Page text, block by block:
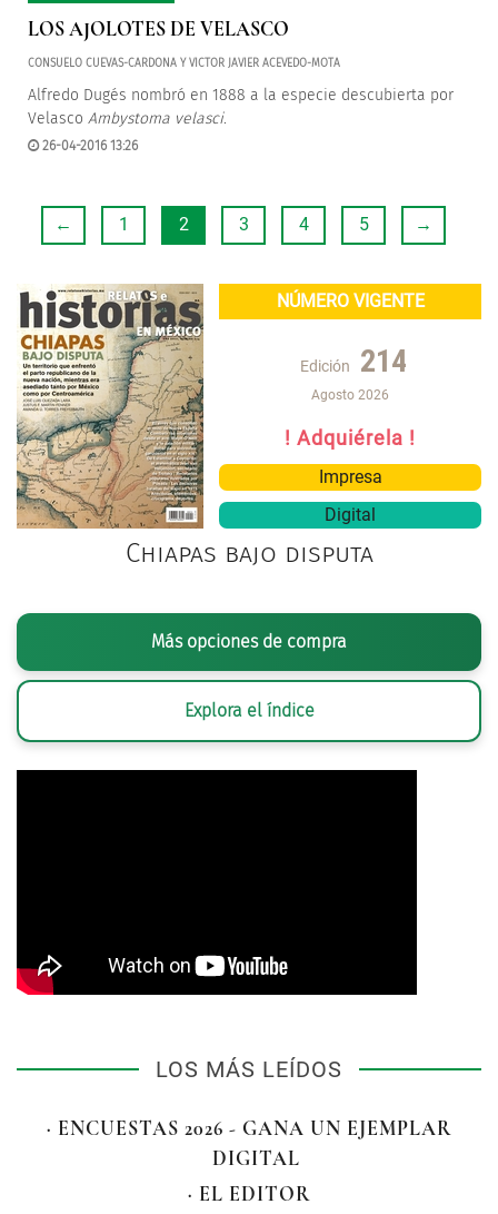
LOS AJOLOTES DE VELASCO
CONSUELO CUEVAS-CARDONA Y VICTOR JAVIER ACEVEDO-MOTA
Alfredo Dugés nombró en 1888 a la especie descubierta por
Velasco Ambystoma velasci.
26-04-2016 13:26
← 1 2 3 4 5 →
NÚMERO VIGENTE
Edición 214
Agosto 2026
! Adquiérela !
Impresa
Digital
Chiapas bajo disputa
Más opciones de compra
Explora el índice
LOS MÁS LEÍDOS
· ENCUESTAS 2026 - GANA UN EJEMPLAR
DIGITAL
· EL EDITOR